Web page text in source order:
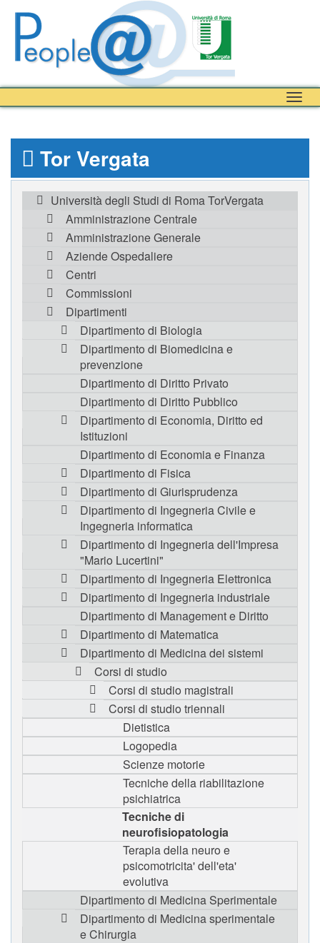
Tor Vergata
Università degli Studi di Roma TorVergata
Amministrazione Centrale
Amministrazione Generale
Aziende Ospedaliere
Centri
Commissioni
Dipartimenti
Dipartimento di Biologia
Dipartimento di Biomedicina e
prevenzione
Dipartimento di Diritto Privato
Dipartimento di Diritto Pubblico
Dipartimento di Economia, Diritto ed
Istituzioni
Dipartimento di Economia e Finanza
Dipartimento di Fisica
Dipartimento di Giurisprudenza
Dipartimento di Ingegneria Civile e
Ingegneria informatica
Dipartimento di Ingegneria dell'Impresa
"Mario Lucertini"
Dipartimento di Ingegneria Elettronica
Dipartimento di Ingegneria industriale
Dipartimento di Management e Diritto
Dipartimento di Matematica
Dipartimento di Medicina dei sistemi
Corsi di studio
Corsi di studio magistrali
Corsi di studio triennali
Dietistica
Logopedia
Scienze motorie
Tecniche della riabilitazione
psichiatrica
Tecniche di
neurofisiopatologia
Terapia della neuro e
psicomotricita' dell'eta'
evolutiva
Dipartimento di Medicina Sperimentale
Dipartimento di Medicina sperimentale
e Chirurgia